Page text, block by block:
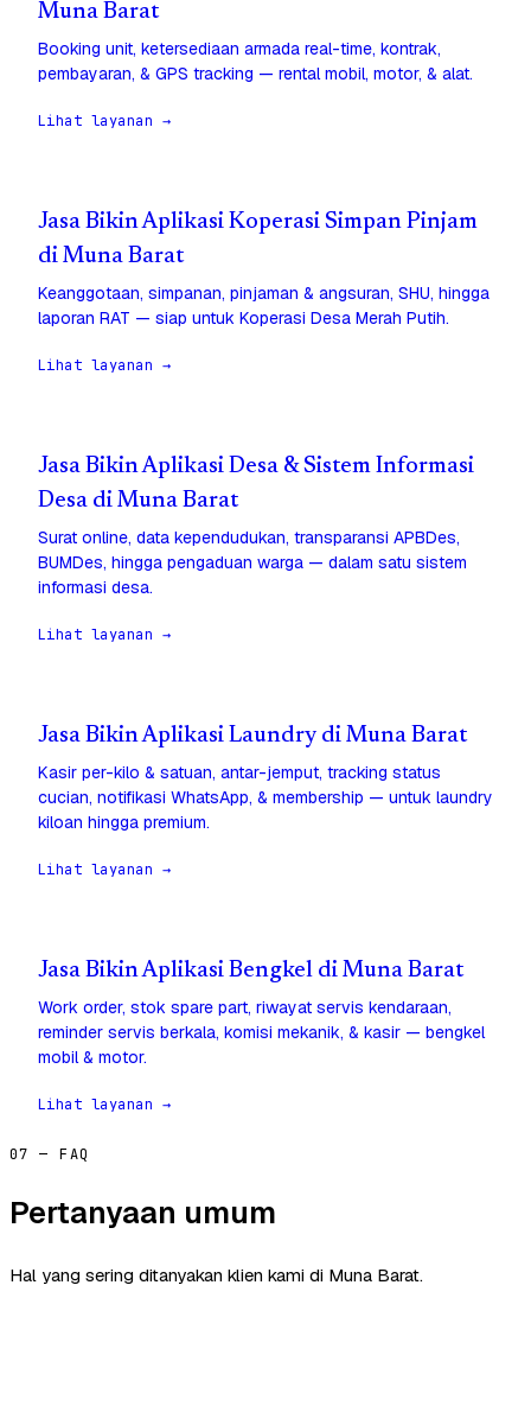
Muna Barat
Booking unit, ketersediaan armada real-time, kontrak,
pembayaran, & GPS tracking — rental mobil, motor, & alat.
Lihat layanan →
Jasa Bikin Aplikasi Koperasi Simpan Pinjam
di Muna Barat
Keanggotaan, simpanan, pinjaman & angsuran, SHU, hingga
laporan RAT — siap untuk Koperasi Desa Merah Putih.
Lihat layanan →
Jasa Bikin Aplikasi Desa & Sistem Informasi
Desa di Muna Barat
Surat online, data kependudukan, transparansi APBDes,
BUMDes, hingga pengaduan warga — dalam satu sistem
informasi desa.
Lihat layanan →
Jasa Bikin Aplikasi Laundry di Muna Barat
Kasir per-kilo & satuan, antar-jemput, tracking status
cucian, notifikasi WhatsApp, & membership — untuk laundry
kiloan hingga premium.
Lihat layanan →
Jasa Bikin Aplikasi Bengkel di Muna Barat
Work order, stok spare part, riwayat servis kendaraan,
reminder servis berkala, komisi mekanik, & kasir — bengkel
mobil & motor.
Lihat layanan →
07 — FAQ
Pertanyaan umum
Hal yang sering ditanyakan klien kami di Muna Barat.